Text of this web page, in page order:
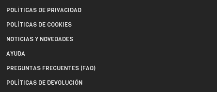
POLÍTICAS DE PRIVACIDAD
POLÍTICAS DE COOKIES
NOTICIAS Y NOVEDADES
AYUDA
PREGUNTAS FRECUENTES (FAQ)
POLÍTICAS DE DEVOLUCIÓN